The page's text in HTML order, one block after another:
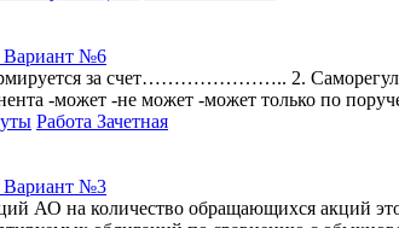
Вариант №6
за счет………………….. 2.
-может -не может -может только по
Работа Зачетная
Вариант №3
АО на количество обращающихся акций